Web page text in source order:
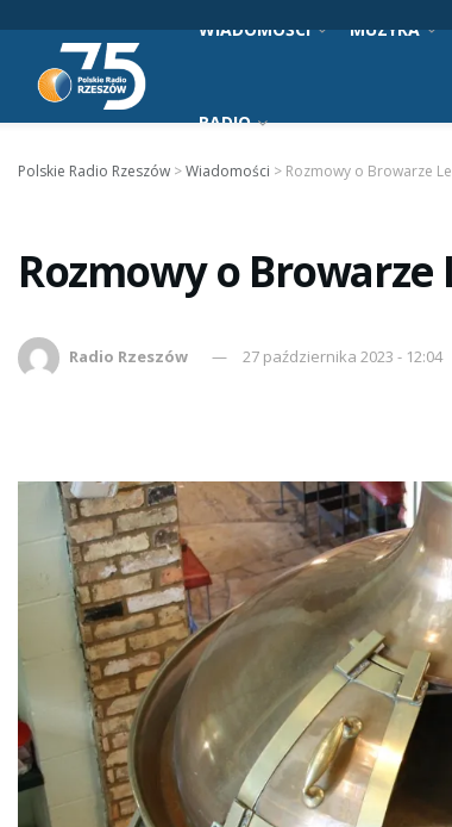
WIADOMOŚCI MUZYKA
RADIO
Polskie Radio Rzeszów >Wiadomości > Rozmowy o Browarze
Rozmowy o Browarze
Radio Rzeszów 27 października 2023 - 12:04